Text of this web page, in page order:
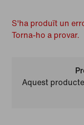
S'ha produït un
Torna-ho a provar.
Aquest